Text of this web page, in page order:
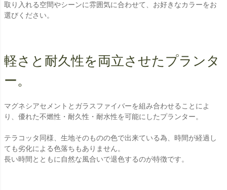
取り入れる空間やシーンに雰囲気に合わせて、お好きなカラーをお
選びください。
軽さと耐久性を両立させたプランタ
ー。
マグネシアセメントとガラスファイバーを組み合わせることによ
り、優れた不燃性・耐久性・耐水性を可能にしたプランター。
テラコッタ同様、生地そのものの色で出来ている為、時間が経過し
ても劣化による色落ちもありません。
長い時間とともに自然な風合いで退色するのが特徴です。